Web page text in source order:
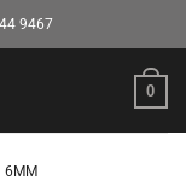
9467
0
6MM